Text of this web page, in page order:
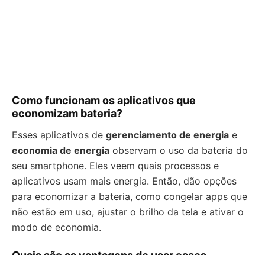
Como funcionam os aplicativos que
economizam bateria?
Esses aplicativos de gerenciamento de energia e
economia de energia observam o uso da bateria do
seu smartphone. Eles veem quais processos e
aplicativos usam mais energia. Então, dão opções
para economizar a bateria, como congelar apps que
não estão em uso, ajustar o brilho da tela e ativar o
modo de economia.